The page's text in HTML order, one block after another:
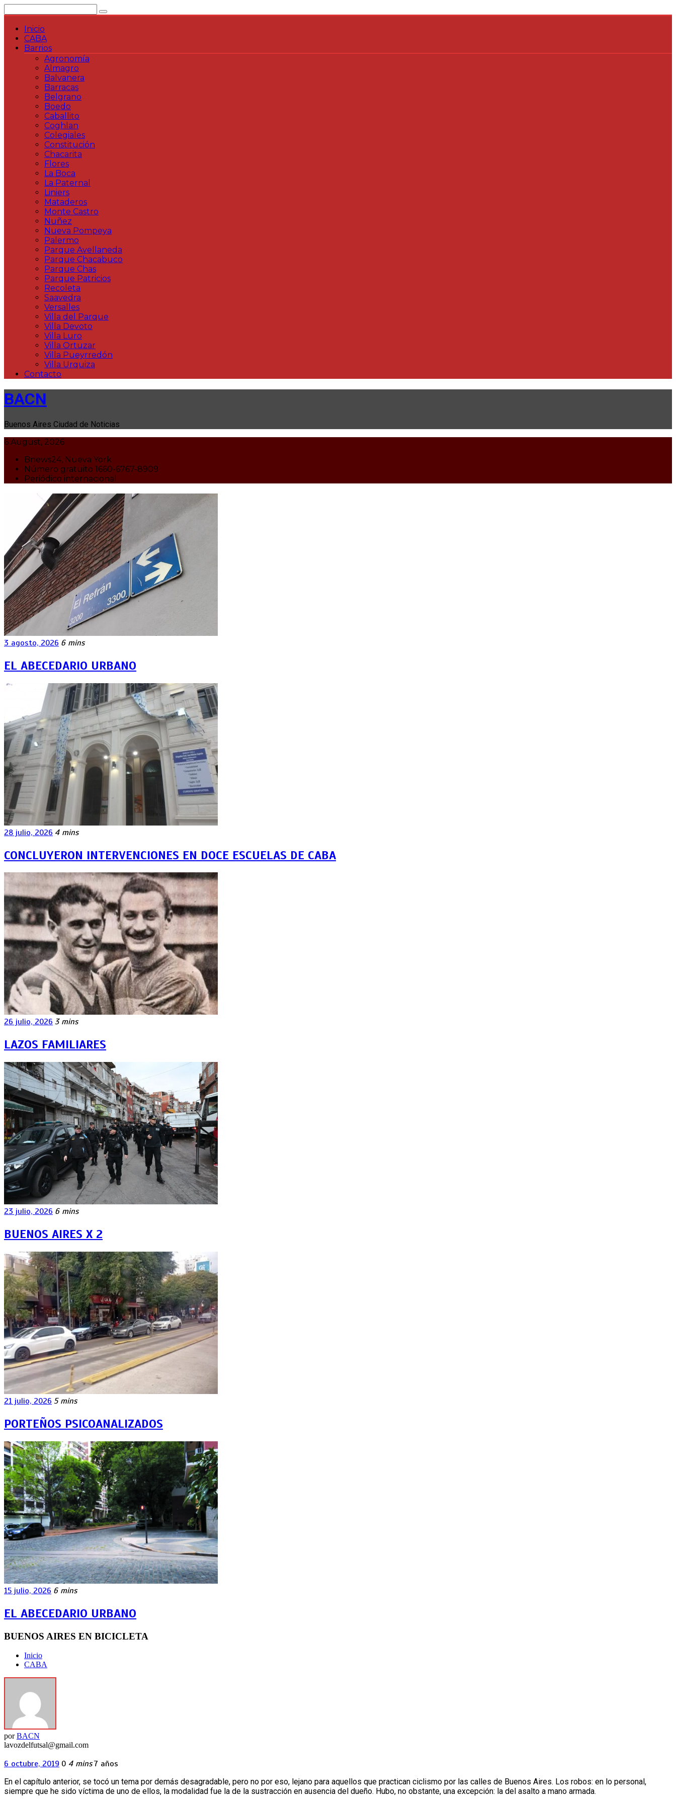
al
contenidoInicio
CABA
Barrios
Agronomía
Almagro
Balvanera
Barracas
Belgrano
Boedo
Caballito
Coghlan
Colegiales
Constitución
Chacarita
Flores
La Boca
La Paternal
Liniers
Mataderos
Monte Castro
Nuñez
Nueva Pompeya
Palermo
Parque Avellaneda
Parque Chacabuco
Parque Chas
Parque Patricios
Recoleta
Saavedra
Versalles
Villa del Parque
Villa Devoto
Villa Luro
Villa Ortuzar
Villa Pueyrredón
Villa Urquiza
Contacto
BACN
Buenos Aires Ciudad de Noticias
6 August, 2026
Bnews24, Nueva York
Número gratuito 1660-6767-8909
Periódico internacional
3 agosto, 2026 6 mins
EL ABECEDARIO URBANO
28 julio, 2026 4 mins
CONCLUYERON INTERVENCIONES EN DOCE ESCUELAS DE CABA
26 julio, 2026 3 mins
LAZOS FAMILIARES
23 julio, 2026 6 mins
BUENOS AIRES X 2
21 julio, 2026 5 mins
PORTEÑOS PSICOANALIZADOS
15 julio, 2026 6 mins
EL ABECEDARIO URBANO
BUENOS AIRES EN BICICLETA
Inicio
CABA
porBACN
lavozdelfutsal@gmail.com
6 octubre, 2019 0 4 mins 7 años
En el capítulo anterior, se tocó un tema por demás desagradable, pero no por eso, lejano para aquellos que practican ciclismo por las calles de Buenos Aires. Los robos: en lo personal,
siempre que he sido víctima de uno de ellos, la modalidad fue la de la sustracción en ausencia del dueño. Hubo, no obstante, una excepción: la del asalto a mano armada.